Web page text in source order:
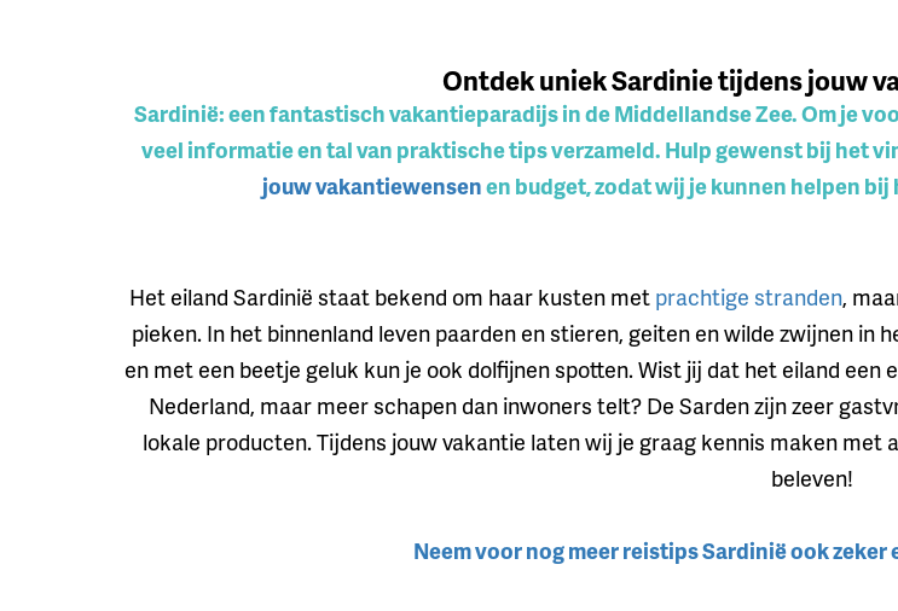
Ontdek uniek Sardinie tijdens jouw
Sardinië: een fantastisch vakantieparadijs in de Middellandse Zee. Om je
veel informatie en tal van praktische tips verzameld. Hulp gewenst bij het
jouw vakantiewensenen budget, zodat wij je kunnen helpen
Het eiland Sardinië staat bekend om haar kusten met prachtige stranden,
pieken. In het binnenland leven paarden en stieren, geiten en wilde zwijnen in
en met een beetje geluk kun je ook dolfijnen spotten. Wist jij dat het eiland een
Nederland, maar meer schapen dan inwoners telt? De Sarden zijn zeer
lokale producten. Tijdens jouw vakantie laten wij je graag kennis maken
beleven!
Neem voor nog meer reistips Sardinië ook